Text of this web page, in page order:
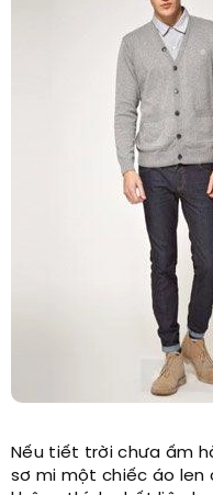
Nếu tiết trời chưa ấm
sơ mi một chiếc áo len